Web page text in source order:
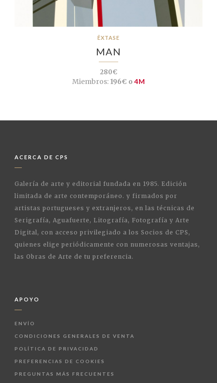
ÊXTASE
MAN
280€
Miembros:196€ o 4M
ACERCA DE CPS
Galería de arte y editorial fundada en 1985. Edición
limitada de arte contemporáneo. y firmados por
artistas portugueses y extranjeros, en las técnicas de
Serigrafía, Aguafuerte, Litografía, Fotografía y Arte
Digital, con acceso privilegiado a los Socios de CPS,
quienes elige periódicamente con numerosas ventajas,
las Obras de Arte de tu preferencia.
APOYO
ENVÍO
CONDICIONES GENERALES DE VENTA
POLÍTICA DE PRIVACIDAD
PREFERENCIAS DE COOKIES
PREGUNTAS MÁS FRECUENTES